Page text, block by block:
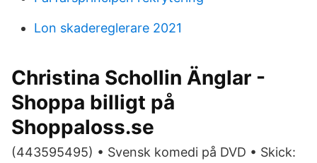
Lon skadereglerare 2021
Christina Schollin Änglar -
Shoppa billigt på
Shoppaloss.se
(443595495) • Svensk komedi på DVD • Skick: